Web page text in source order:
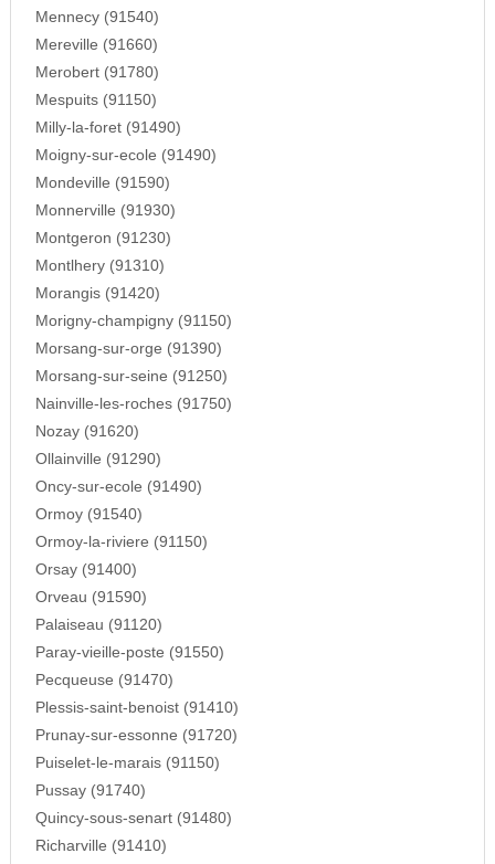
Mennecy (91540)
Mereville (91660)
Merobert (91780)
Mespuits (91150)
Milly-la-foret (91490)
Moigny-sur-ecole (91490)
Mondeville (91590)
Monnerville (91930)
Montgeron (91230)
Montlhery (91310)
Morangis (91420)
Morigny-champigny (91150)
Morsang-sur-orge (91390)
Morsang-sur-seine (91250)
Nainville-les-roches (91750)
Nozay (91620)
Ollainville (91290)
Oncy-sur-ecole (91490)
Ormoy (91540)
Ormoy-la-riviere (91150)
Orsay (91400)
Orveau (91590)
Palaiseau (91120)
Paray-vieille-poste (91550)
Pecqueuse (91470)
Plessis-saint-benoist (91410)
Prunay-sur-essonne (91720)
Puiselet-le-marais (91150)
Pussay (91740)
Quincy-sous-senart (91480)
Richarville (91410)